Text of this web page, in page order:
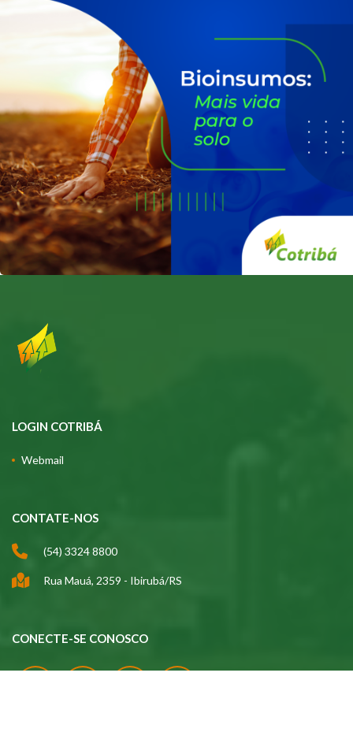
LOGIN COTRIBÁ
Webmail
CONTATE-NOS
(54) 3324 8800
Rua Mauá, 2359 - Ibirubá/RS
CONECTE-SE CONOSCO